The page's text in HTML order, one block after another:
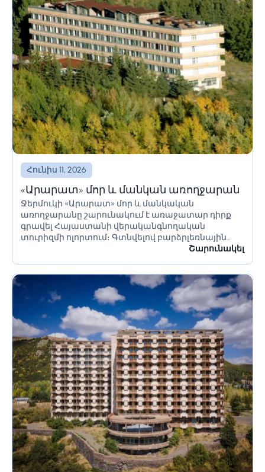
Հունիս 11, 2026
«Արարատ» մոր և մանկան առողջարան
Ջերմուկի «Արարատ» մոր և մանկական
առողջարանը շարունակում է առաջատար դիրք
գրավել Հայաստանի վերականգնողական
տուրիզմի ոլորտում։ Գտնվելով բարձրլեռնային
գոտում՝ այն առաջարկում է պրոֆեսիոնալ
այն վայրն է, որտեղ տասնամյակների փորձը...
Շարունակել